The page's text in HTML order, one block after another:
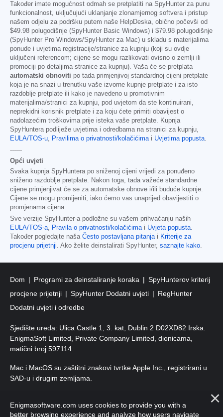
Također imate mogućnost odmah se pretplatiti na SpyHunter za punu
funkcionalnost, uključujući uklanjanje zlonamjernog softvera i pristup
našem odjelu za podršku putem naše HelpDeska, obično počevši od
$49.98 polugodišnje (SpyHunter Basic Windows) i $79.98 polugodišnje
(SpyHunter Pro Windows/SpyHunter za Mac) u skladu s materijalima
ponude i uvjetima registracije/stranice za kupnju (koji su ovdje
uključeni referencom; cijene se mogu razlikovati ovisno o zemlji ili
promociji po detaljima stranice za kupnju). Vaša će se pretplata
automatski obnoviti po tada primjenjivoj standardnoj cijeni pretplate
koja je na snazi u trenutku vaše izvorne kupnje pretplate i za isto
razdoblje pretplate ili kako je navedeno u promotivnim
materijalima/stranici za kupnju, pod uvjetom da ste kontinuirani,
neprekidni korisnik pretplate i za koju ćete primiti obavijest o
nadolazećim troškovima prije isteka vaše pretplate. Kupnja
SpyHuntera podliježe uvjetima i odredbama na stranici za kupnju,
EULA/TOS-u, Pravilima o privatnosti/kolačićimai Uvjetima popusta.
------
Opći uvjeti
Svaka kupnja SpyHuntera po sniženoj cijeni vrijedi za ponuđeno
sniženo razdoblje pretplate. Nakon toga, tada važeće standardne
cijene primjenjivat će se za automatske obnove i/ili buduće kupnje.
Cijene se mogu promijeniti, iako ćemo vas unaprijed obavijestiti o
promjenama cijena.
Sve verzije SpyHunter-a podložne su vašem prihvaćanju naših
EULA/TOS-a, Pravila o privatnosti/kolačićimai Uvjeta popusta.
Također pogledajte naša Često postavljana pitanjai Kriterije za
procjenu prijetnji. Ako želite deinstalirati SpyHunter, saznajte kako.
Dom Programi za deinstaliranje koraka
SpyHunterov kriterij
procjene prijetnji
SpyHunter Dodatni uvjeti
RegHunter
Dodatni uvjeti i odredbe
Sjedište ureda: Ulica Castle 1, 3. kat, Dublin 2 D02XD82 Irska.
EnigmaSoft Limited, Private Company Limited, dionicama,
matični broj 597114.
Mac i MacOS su zaštitni znakovi tvrtke Apple Inc., registrirani u
SAD-u i drugim zemljama.
pridržana.
Enigmasoftware.com uses cookies to provide you with a
better browsing experience and analyze how users navigate